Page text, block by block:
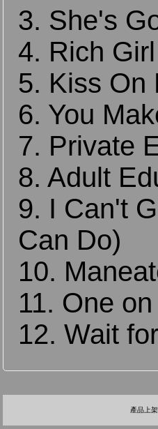
3. She's
4. Rich Girl
5. Kiss On
6. You
7. Private
8. Adult
9. I Can't
Can Do)
10.
11. One
12. Wait
產品上